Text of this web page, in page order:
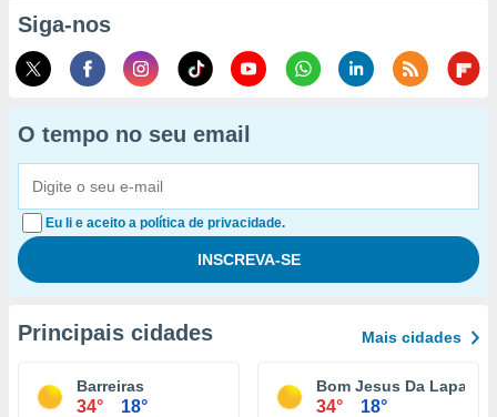
Siga-nos
O tempo no seu email
Eu li e aceito a política de privacidade.
Principais cidades Mais cidades
Barreiras
34° 18°
Bom Jesus Da Lapa
34° 18°